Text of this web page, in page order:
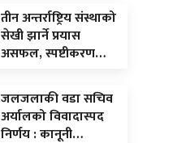
तीन अन्तर्राष्ट्रिय संस्थाको
सेखी झार्ने प्रयास
असफल, स्पष्टीकरण…
जलजलाकी वडा सचिव
अर्यालको विवादास्पद
निर्णय : कानूनी…